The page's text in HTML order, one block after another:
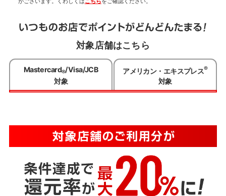
がございます。くわしくはこちらをご確認ください。
対象店舗はこちら
Mastercard®/Visa/JCB
対象
アメリカン・エキスプレス®
対象